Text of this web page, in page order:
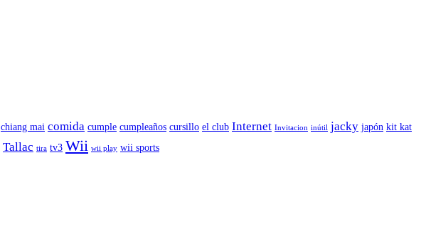
chiang mai comida cumple cumpleaños cursillo el club Internet Invitacion inútil jacky japón kit kat
Tallac tira tv3 Wii wii play wii sports